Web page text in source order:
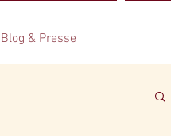
Blog & Presse